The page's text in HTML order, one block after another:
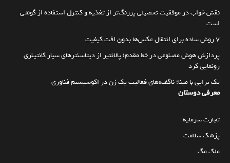
نقش خواب در موفقیت تحصیلی پررنگ‌تر از تغذیه و کنترل استفاده از گوشی
است
۷ روش ساده برای انتقال عکس‌ها بدون افت کیفیت
پردازش هوش مصنوعی در خط مقدم؛ پالانتیر از دیتاسنترهای سیار کانتینری
رونمایی کرد
تک تراپی با مینا؛ ناگفته‌های فعالیت یک زن در اکوسیستم فناوری
معرفی دوستان
تجارت سرمایه
پزشک سلامت
ملک مگ